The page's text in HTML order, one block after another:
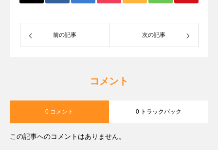
前の記事 次の記事
コメント
0 コメント 0 トラックバック
この記事へのコメントはありません。